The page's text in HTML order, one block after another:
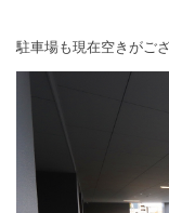
駐車場も現在空きがご